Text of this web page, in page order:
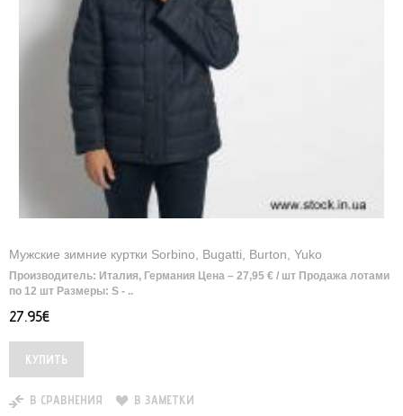
Мужские зимние куртки Sorbino, Bugatti, Burton, Yuko
Производитель: Италия, Германия Цена – 27,95 € / шт Продажа лотами
по 12 шт Размеры: S - ..
27.95€
В СРАВНЕНИЯ В ЗАМЕТКИ